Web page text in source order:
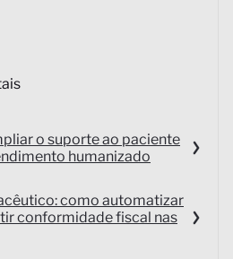
o suporte ao paciente
humanizado
como automatizar
conformidade fiscal nas